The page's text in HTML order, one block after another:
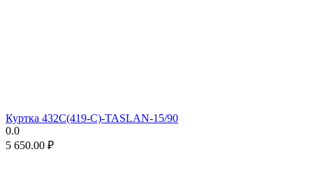
Куртка 432С(419-С)-TASLAN-15/90
0.0
5 650.00 ₽